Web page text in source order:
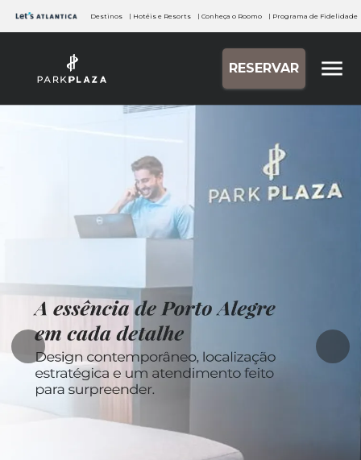
Destinos | Hotéis e Resorts | Conheça o Roomo | Programa de Fidelidade
RESERVAR